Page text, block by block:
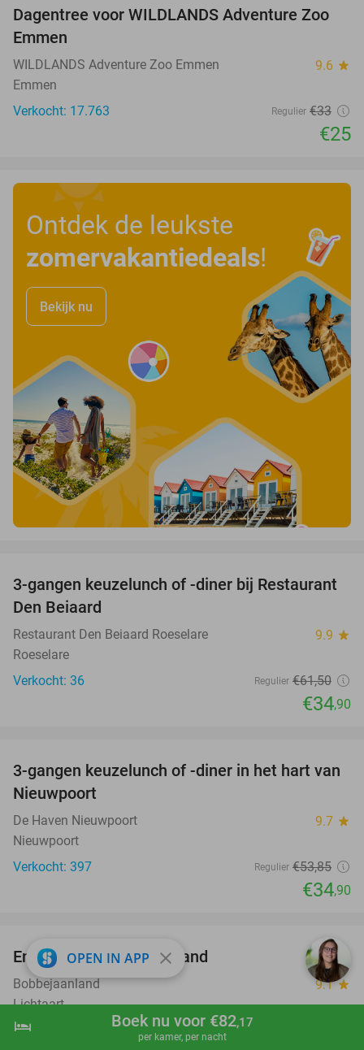
shopping_cart Boek nu
hotel Boek nu voor €82,17
per kamer, per nacht
24%
Dagentree voor WILDLANDS Adventure Zoo
Emmen
WILDLANDS Adventure Zoo Emmen 9.6 star
Emmen
Verkocht: 17.763
Regulier €33
€25
Ontdek de leukste
zomervakantiedeals!
Bekijk nu
43%
3-gangen keuzelunch of -diner bij Restaurant
Den Beiaard
Restaurant Den Beiaard Roeselare 9.9 star
Roeselare
Verkocht: 36
Regulier €61,50
€34,90
35%
3-gangen keuzelunch of -diner in het hart van
Nieuwpoort
De Haven Nieuwpoort 9.7 star
Nieuwpoort
Verkocht: 397
Regulier €53,85
€34,90
40%
Entree voor Bobbejaanland
Bobbejaanland 9.1star
Lichtaart
Verkocht: 20.285
OPEN IN APP close